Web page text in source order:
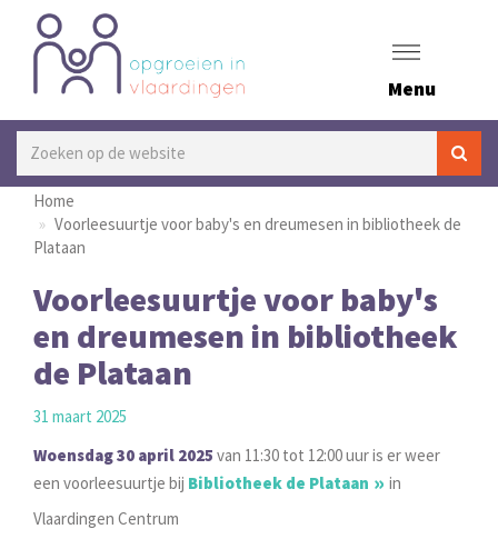
Menu
Home
Voorleesuurtje voor baby's en dreumesen in bibliotheek de
Plataan
Voorleesuurtje voor baby's
en dreumesen in bibliotheek
de Plataan
31 maart 2025
Woensdag 30 april 2025 van 11:30 tot 12:00 uur is er weer
een voorleesuurtje bij Bibliotheek de Plataan
in
Vlaardingen Centrum